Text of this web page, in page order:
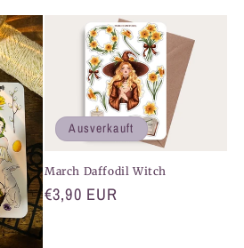
Ausverkauft
March Daffodil Witch
Normaler
€3,90 EUR